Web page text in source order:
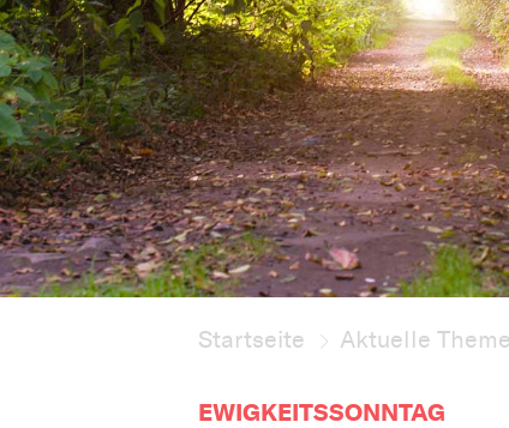
Startseite Aktuelle
EWIGKEITSSONNTAG